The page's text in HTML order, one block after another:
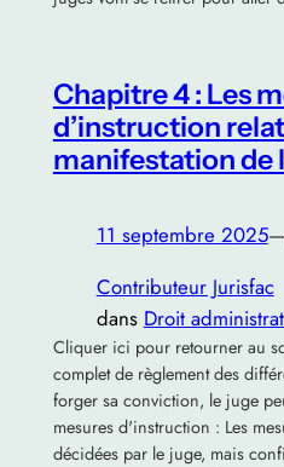
Chapitre 4 : Les
d’instruction
manifestation de
11 septembre 2025—
Contributeur Jurisfac
dans Droit
Cliquer ici pour retourner au
complet de règlement des
forger sa conviction, le juge
mesures d'instruction : Les
décidées par le juge, mais